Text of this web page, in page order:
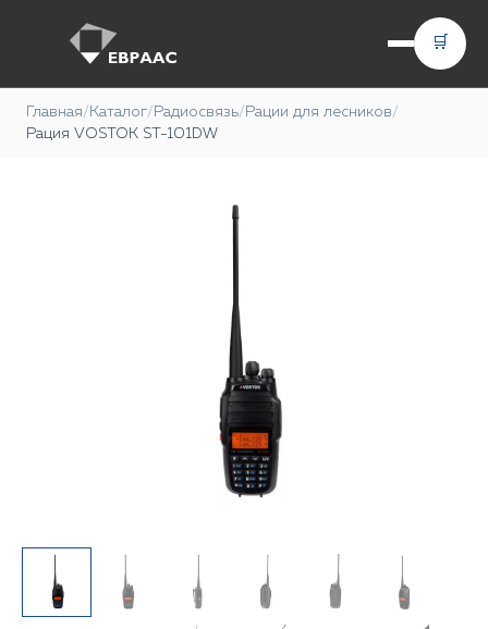
🛒
Главная/ Каталог/ Радиосвязь/ Рации для лесников/
Рация VOSTOK ST-101DW